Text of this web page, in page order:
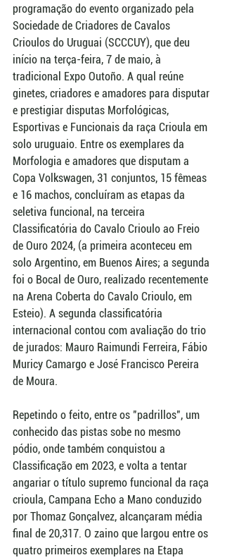
programação do evento organizado pela
Sociedade de Criadores de Cavalos
Crioulos do Uruguai (SCCCUY), que deu
início na terça-feira, 7 de maio, à
tradicional Expo Outoño. A qual reúne
ginetes, criadores e amadores para disputar
e prestigiar disputas Morfológicas,
Esportivas e Funcionais da raça Crioula em
solo uruguaio. Entre os exemplares da
Morfologia e amadores que disputam a
Copa Volkswagen, 31 conjuntos, 15 fêmeas
e 16 machos, concluíram as etapas da
seletiva funcional, na terceira
Classificatória do Cavalo Crioulo ao Freio
de Ouro 2024, (a primeira aconteceu em
solo Argentino, em Buenos Aires; a segunda
foi o Bocal de Ouro, realizado recentemente
na Arena Coberta do Cavalo Crioulo, em
Esteio). A segunda classificatória
internacional contou com avaliação do trio
de jurados: Mauro Raimundi Ferreira, Fábio
Muricy Camargo e José Francisco Pereira
de Moura.
Repetindo o feito, entre os "padrillos", um
conhecido das pistas sobe no mesmo
pódio, onde também conquistou a
Classificação em 2023, e volta a tentar
angariar o título supremo funcional da raça
crioula, Campana Echo a Mano conduzido
por Thomaz Gonçalvez, alcançaram média
final de 20,317. O zaino que largou entre os
quatro primeiros exemplares na Etapa